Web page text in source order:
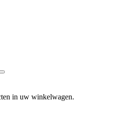
in uw winkelwagen.